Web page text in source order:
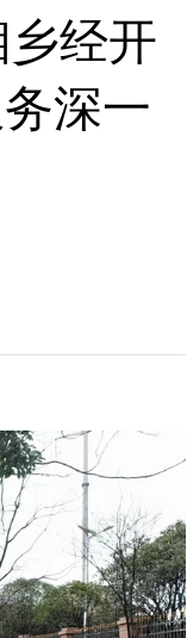
乡经开
深一